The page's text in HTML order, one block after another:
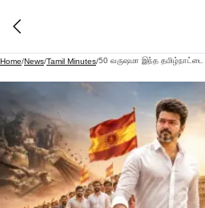
Home/News/Tamil Minutes/